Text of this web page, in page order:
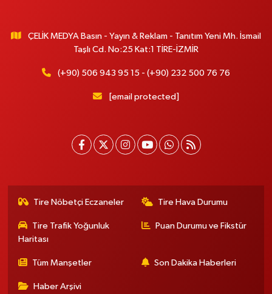
ÇELİK MEDYA Basın - Yayın & Reklam - Tanıtım Yeni Mh. İsmail
Taşlı Cd. No:25 Kat:1 TİRE-İZMİR
(+90) 506 943 95 15 - (+90) 232 500 76 76
[email protected]
Tire Nöbetçi Eczaneler Tire Hava Durumu
Tire Trafik Yoğunluk
Haritası
Puan Durumu ve Fikstür
Tüm Manşetler Son Dakika Haberleri
Haber Arşivi